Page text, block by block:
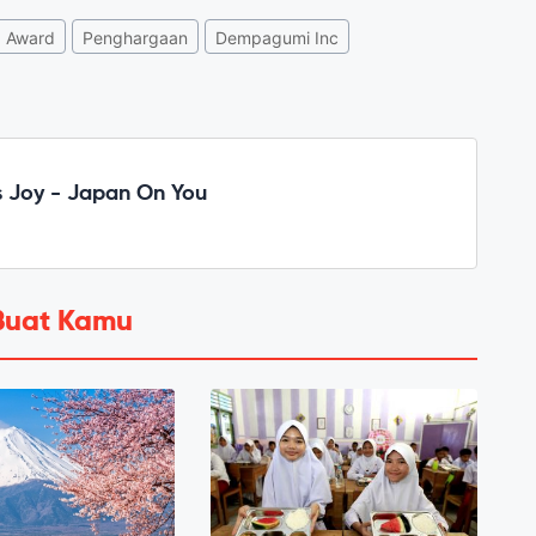
Award Penghargaan Dempagumi Inc
Joy - Japan On You
Kamu